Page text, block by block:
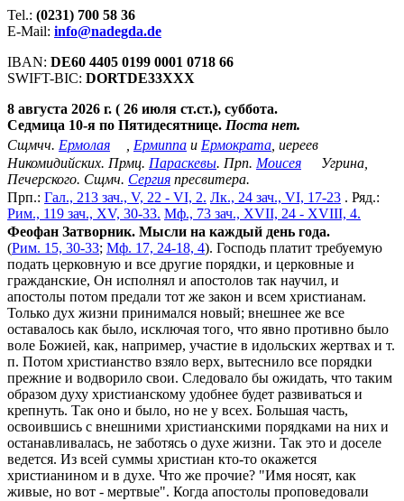
Tel.: (0231) 700 58 36
E-Mail: info@nadegda.de
IBAN: DE60 4405 0199 0001 0718 66
SWIFT-BIC: DORTDE33XXX
8 августа 2026 г. ( 26 июля ст.ст.), суббота.
Седмица 10-я по Пятидесятнице. Поста нет.
Сщмчч. Ермолая Ермиппа и Ермократа , иереев
Никомидийских. Прмц. Параскевы. Прп. Моисея
Угрина,
Печерского. Сщмч. Сергия пресвитера.
Прп.: Гал., 213 зач., V, 22 - VI, 2. Лк., 24 зач., VI, 17-23 . Ряд.:
Рим., 119 зач., XV, 30-33. Мф., 73 зач., XVII, 24 - XVIII, 4.
Феофан Затворник. Мысли на каждый день года.
(Рим. 15, 30-33; Мф. 17, 24-18, 4). Господь платит требуемую
подать церковную и все другие порядки, и церковные и
гражданские, Он исполнял и апостолов так научил, и
апостолы потом предали тот же закон и всем христианам.
Только дух жизни принимался новый; внешнее же все
оставалось как было, исключая того, что явно противно было
воле Божией, как, например, участие в идольских жертвах и т.
п. Потом христианство взяло верх, вытеснило все порядки
прежние и водворило свои. Следовало бы ожидать, что таким
образом духу христианскому удобнее будет развиваться и
крепнуть. Так оно и было, но не у всех. Большая часть,
освоившись с внешними христианскими порядками на них и
останавливалась, не заботясь о духе жизни. Так это и доселе
ведется. Из всей суммы христиан кто-то окажется
христианином и в духе. Что же прочие? "Имя носят, как
живые, но вот - мертвые". Когда апостолы проповедовали